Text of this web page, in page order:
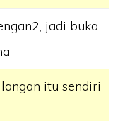
jadi buka
itu sendiri